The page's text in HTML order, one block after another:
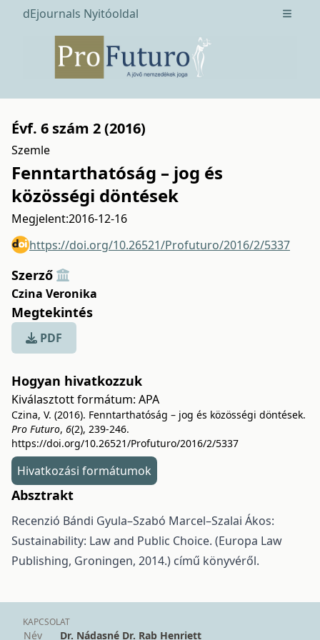
dEjournals Nyitóoldal Open
Évf. 6 szám 2 (2016)
Szemle
Fenntarthatóság – jog és
közösségi döntések
Megjelent:2016-12-16
https://doi.org/10.26521/Profuturo/2016/2/5337
Szerző
Czina Veronika
Megtekintés
PDF
Hogyan hivatkozzuk
Kiválasztott formátum: APA
Czina, V. (2016). Fenntarthatóság – jog és közösségi döntések.
Pro Futuro, 6(2), 239-246.
https://doi.org/10.26521/Profuturo/2016/2/5337
Hivatkozási formátumok
Absztrakt
Recenzió Bándi Gyula–Szabó Marcel–Szalai Ákos:
Sustainability: Law and Public Choice. (Europa Law
Publishing, Groningen, 2014.) című könyvéről.
KAPCSOLAT
Név Dr. Nádasné Dr. Rab Henriett